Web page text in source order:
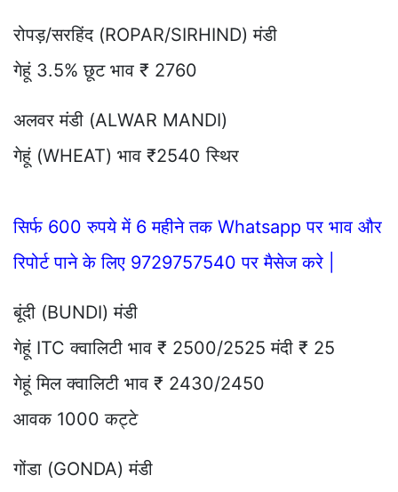
रोपड़/सरहिंद (ROPAR/SIRHIND) मंडी
गेहूं 3.5% छूट भाव ₹ 2760
अलवर मंडी (ALWAR MANDI)
गेहूं (WHEAT) भाव ₹2540 स्थिर
सिर्फ 600 रुपये में 6 महीने तक Whatsapp पर भाव और
रिपोर्ट पाने के लिए 9729757540 पर मैसेज करे |
बूंदी (BUNDI) मंडी
गेहूं ITC क्वालिटी भाव ₹ 2500/2525 मंदी ₹ 25
गेहूं मिल क्वालिटी भाव ₹ 2430/2450
आवक 1000 कट्टे
गोंडा (GONDA) मंडी